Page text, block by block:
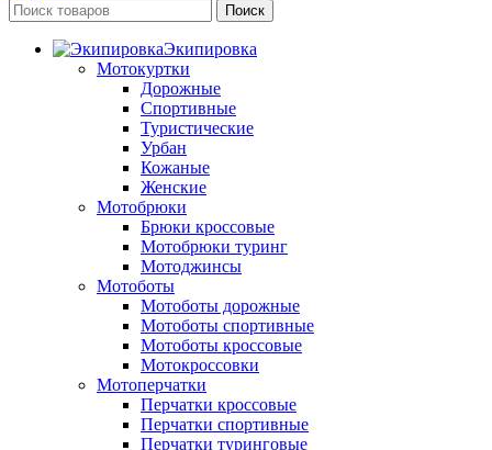
Поиск
Экипировка
Мотокуртки
Дорожные
Спортивные
Туристические
Урбан
Кожаные
Женские
Мотобрюки
Брюки кроссовые
Мотобрюки туринг
Мотоджинсы
Мотоботы
Мотоботы дорожные
Мотоботы спортивные
Мотоботы кроссовые
Мотокроссовки
Мотоперчатки
Перчатки кроссовые
Перчатки спортивные
Перчатки туринговые